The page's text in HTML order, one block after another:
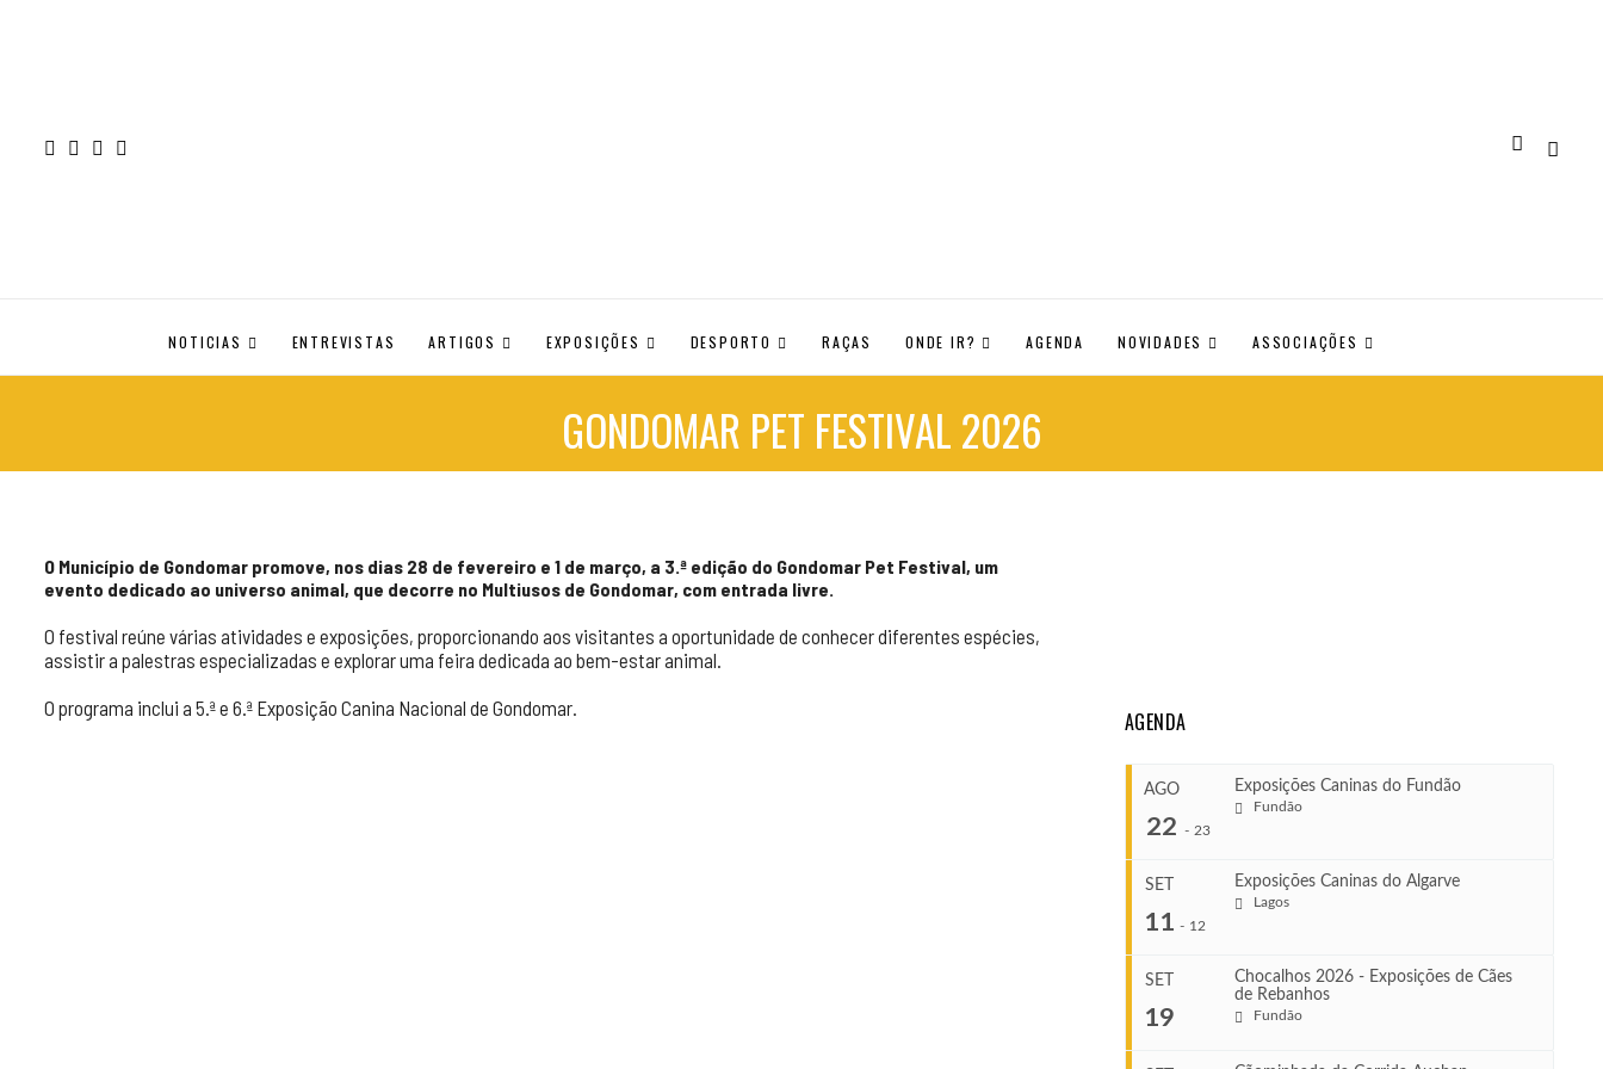
NOTICIAS ENTREVISTAS ARTIGOS EXPOSIÇÕES DESPORTO RAÇAS ONDE IR? AGENDA NOVIDADES ASSOCIAÇÕES
GONDOMAR PET FESTIVAL 2026
O Município de Gondomar promove, nos dias 28 de fevereiro e 1 de março, a 3.ª edição do Gondomar Pet Festival, um
evento dedicado ao universo animal, que decorre no Multiusos de Gondomar, com entrada livre.
O festival reúne várias atividades e exposições, proporcionando aos visitantes a oportunidade de conhecer diferentes espécies,
assistir a palestras especializadas e explorar uma feira dedicada ao bem-estar animal.
O programa inclui a 5.ª e 6.ª Exposição Canina Nacional de Gondomar.
AGENDA
AGO
22 - 23
Exposições Caninas do Fundão
Fundão
Ago 22, 2026
SET
11 - 12
Exposições Caninas do Algarve
Lagos
SET
19
Chocalhos 2026 - Exposições de Cães
de Rebanhos
Fundão